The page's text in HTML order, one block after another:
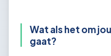
Wat als het om
gaat?